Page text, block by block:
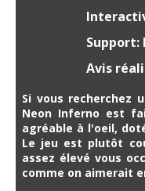
Support:
Avis
Si vous recherchez
Neon Inferno est
agréable à l'oeil,
Le jeu est plutôt
assez élevé vous
comme on aimerait